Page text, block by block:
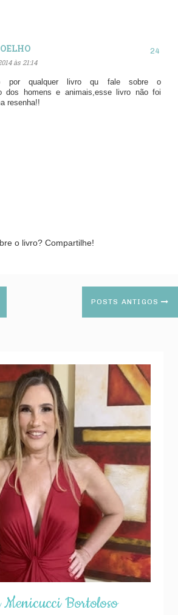
às 21:14
por qualquer livro qu fale sobre o
dos homens e animais,esse livro não foi
resenha!!
o livro? Compartilhe!
POSTS ANTIGOS
Menicucci Bortoloso